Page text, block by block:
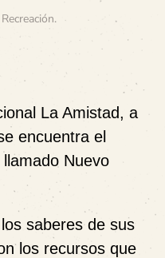
Recreación.
La Amistad, a
encuentra el
Nuevo
saberes de sus
los recursos que